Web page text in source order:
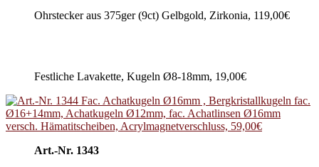
Ohrstecker aus 375ger (9ct) Gelbgold, Zirkonia, 119,00€
Festliche Lavakette, Kugeln Ø8-18mm, 19,00€
Art.-Nr. 1343